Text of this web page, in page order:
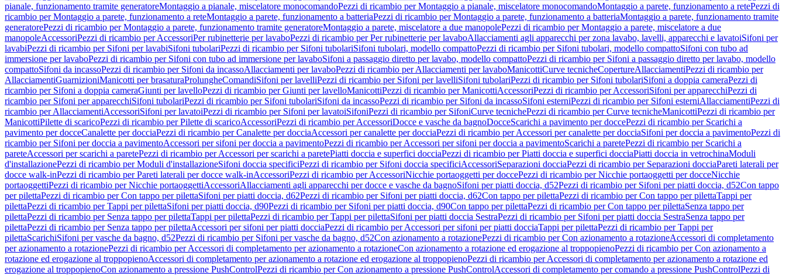
pianale, funzionamento tramite generatoreMontaggio a pianale, miscelatore monocomandoPezzi di ricambio per Montaggio a pianale, miscelatore monocomandoMontaggio a parete, funzionamento a retePezzi di
ricambio per Montaggio a parete, funzionamento a reteMontaggio a parete, funzionamento a batteriaPezzi di ricambio per Montaggio a parete, funzionamento a batteriaMontaggio a parete, funzionamento tramite
generatorePezzi di ricambio per Montaggio a parete, funzionamento tramite generatoreMontaggio a parete, miscelatore a due manopolePezzi di ricambio per Montaggio a parete, miscelatore a due
manopoleAccessoriPezzi di ricambio per AccessoriPer rubinetterie per lavaboPezzi di ricambio per Per rubinetterie per lavaboAllacciamenti agli apparecchi per zona lavabo, lavelli, apparecchi e lavatoiSifoni per
lavabiPezzi di ricambio per Sifoni per lavabiSifoni tubolariPezzi di ricambio per Sifoni tubolariSifoni tubolari, modello compattoPezzi di ricambio per Sifoni tubolari, modello compattoSifoni con tubo ad
immersione per lavaboPezzi di ricambio per Sifoni con tubo ad immersione per lavaboSifoni a passaggio diretto per lavabo, modello compattoPezzi di ricambio per Sifoni a passaggio diretto per lavabo, modello
compattoSifoni da incassoPezzi di ricambio per Sifoni da incassoAllacciamenti per lavaboPezzi di ricambio per Allacciamenti per lavaboManicottiCurve tecnicheCopertureAllacciamentiPezzi di ricambio per
AllacciamentiGuarnizioniManicotti per brasaturaProlungheComandiSifoni per lavelliPezzi di ricambio per Sifoni per lavelliSifoni tubolariPezzi di ricambio per Sifoni tubolariSifoni a doppia cameraPezzi di
ricambio per Sifoni a doppia cameraGiunti per lavelloPezzi di ricambio per Giunti per lavelloManicottiPezzi di ricambio per ManicottiAccessoriPezzi di ricambio per AccessoriSifoni per apparecchiPezzi di
ricambio per Sifoni per apparecchiSifoni tubolariPezzi di ricambio per Sifoni tubolariSifoni da incassoPezzi di ricambio per Sifoni da incassoSifoni esterniPezzi di ricambio per Sifoni esterniAllacciamentiPezzi di
ricambio per AllacciamentiAccessoriSifoni per lavatoiPezzi di ricambio per Sifoni per lavatoiSifoniPezzi di ricambio per SifoniCurve tecnichePezzi di ricambio per Curve tecnicheManicottiPezzi di ricambio per
ManicottiPilette di scaricoPezzi di ricambio per Pilette di scaricoAccessoriPezzi di ricambio per AccessoriDocce e vasche da bagnoDocceScarichi a pavimento per doccePezzi di ricambio per Scarichi a
pavimento per docceCanalette per docciaPezzi di ricambio per Canalette per docciaAccessori per canalette per docciaPezzi di ricambio per Accessori per canalette per docciaSifoni per doccia a pavimentoPezzi di
ricambio per Sifoni per doccia a pavimentoAccessori per sifoni per doccia a pavimentoPezzi di ricambio per Accessori per sifoni per doccia a pavimentoScarichi a paretePezzi di ricambio per Scarichi a
pareteAccessori per scarichi a paretePezzi di ricambio per Accessori per scarichi a paretePiatti doccia e superfici docciaPezzi di ricambio per Piatti doccia e superfici docciaPiatti doccia in vetrochinaModuli
d'installazionePezzi di ricambio per Moduli d'installazioneSifoni doccia specificiPezzi di ricambio per Sifoni doccia specificiAccessoriSeparazioni docciaPezzi di ricambio per Separazioni docciaPareti laterali per
docce walk-inPezzi di ricambio per Pareti laterali per docce walk-inAccessoriPezzi di ricambio per AccessoriNicchie portaoggetti per doccePezzi di ricambio per Nicchie portaoggetti per docceNicchie
portaoggettiPezzi di ricambio per Nicchie portaoggettiAccessoriAllacciamenti agli apparecchi per docce e vasche da bagnoSifoni per piatti doccia, d52Pezzi di ricambio per Sifoni per piatti doccia, d52Con tappo
per pilettaPezzi di ricambio per Con tappo per pilettaSifoni per piatti doccia, d62Pezzi di ricambio per Sifoni per piatti doccia, d62Con tappo per pilettaPezzi di ricambio per Con tappo per pilettaTappi per
pilettaPezzi di ricambio per Tappi per pilettaSifoni per piatti doccia, d90Pezzi di ricambio per Sifoni per piatti doccia, d90Con tappo per pilettaPezzi di ricambio per Con tappo per pilettaSenza tappo per
pilettaPezzi di ricambio per Senza tappo per pilettaTappi per pilettaPezzi di ricambio per Tappi per pilettaSifoni per piatti doccia SestraPezzi di ricambio per Sifoni per piatti doccia SestraSenza tappo per
pilettaPezzi di ricambio per Senza tappo per pilettaAccessori per sifoni per piatti docciaPezzi di ricambio per Accessori per sifoni per piatti docciaTappi per pilettaPezzi di ricambio per Tappi per
pilettaScarichiSifoni per vasche da bagno, d52Pezzi di ricambio per Sifoni per vasche da bagno, d52Con azionamento a rotazionePezzi di ricambio per Con azionamento a rotazioneAccessori di completamento
per azionamento a rotazionePezzi di ricambio per Accessori di completamento per azionamento a rotazioneCon azionamento a rotazione ed erogazione al troppopienoPezzi di ricambio per Con azionamento a
rotazione ed erogazione al troppopienoAccessori di completamento per azionamento a rotazione ed erogazione al troppopienoPezzi di ricambio per Accessori di completamento per azionamento a rotazione ed
erogazione al troppopienoCon azionamento a pressione PushControlPezzi di ricambio per Con azionamento a pressione PushControlAccessori di completamento per comando a pressione PushControlPezzi di